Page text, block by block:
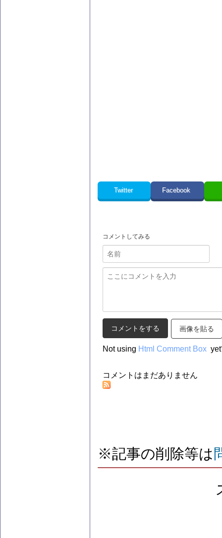
Twitter Facebook
コメントしてみる
画像を貼る
Not using Html Comment Box
コメントはまだありません
※記事の削除等は